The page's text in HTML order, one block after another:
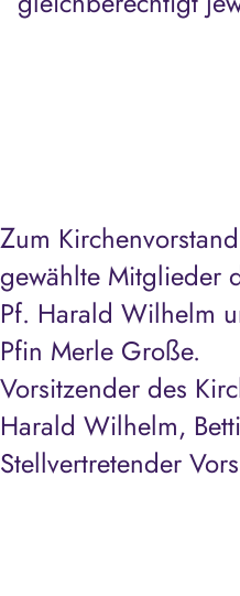
Zum
gewählte Mitglieder
Pf. Harald Wilhelm
Pfin Merle Große.
Vorsitzender des
Harald Wilhelm,
Stellvertretender